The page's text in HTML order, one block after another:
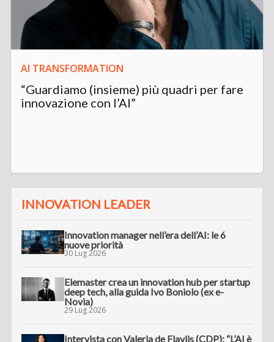
AI TRANSFORMATION
“Guardiamo (insieme) più quadri per fare
innovazione con l’AI”
INNOVATION LEADER
Innovation manager nell’era dell’AI: le 6
nuove priorità
30 Lug 2026
Elemaster crea un innovation hub per startup
deep tech, alla guida Ivo Boniolo (ex e-
Novia)
29 Lug 2026
Intervista con Valeria de Flaviis (CDP): “L’AI è